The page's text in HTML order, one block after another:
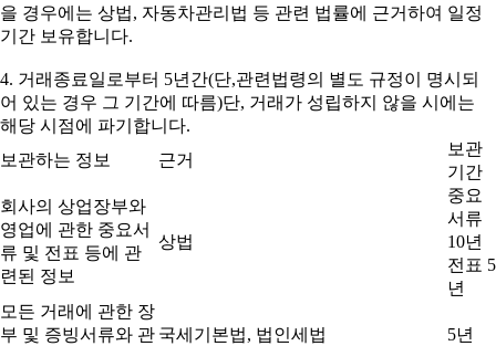
을 경우에는 상법, 자동차관리법 등 관련 법률에 근거하여 일정
기간 보유합니다.
4. 거래종료일로부터 5년간(단,관련법령의 별도 규정이 명시되
어 있는 경우 그 기간에 따름)단, 거래가 성립하지 않을 시에는
해당 시점에 파기합니다.
보관하는 정보
근거
보관
기간
회사의 상업장부와
영업에 관한 중요서
류 및 전표 등에 관
련된 정보
상법
중요
서류
10년
전표 5
년
모든 거래에 관한 장
부 및 증빙서류와 관 국세기본법, 법인세법 5년